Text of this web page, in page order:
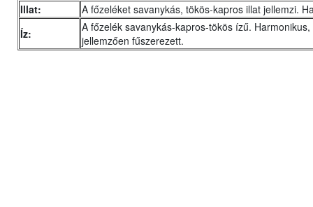
Illat:
A főzeléket savanykás, tökös-kapros illat jellemzi.
Íz:
A főzelék savanykás-kapros-tökös ízű. Harmonikus,
jellemzően fűszerezett.